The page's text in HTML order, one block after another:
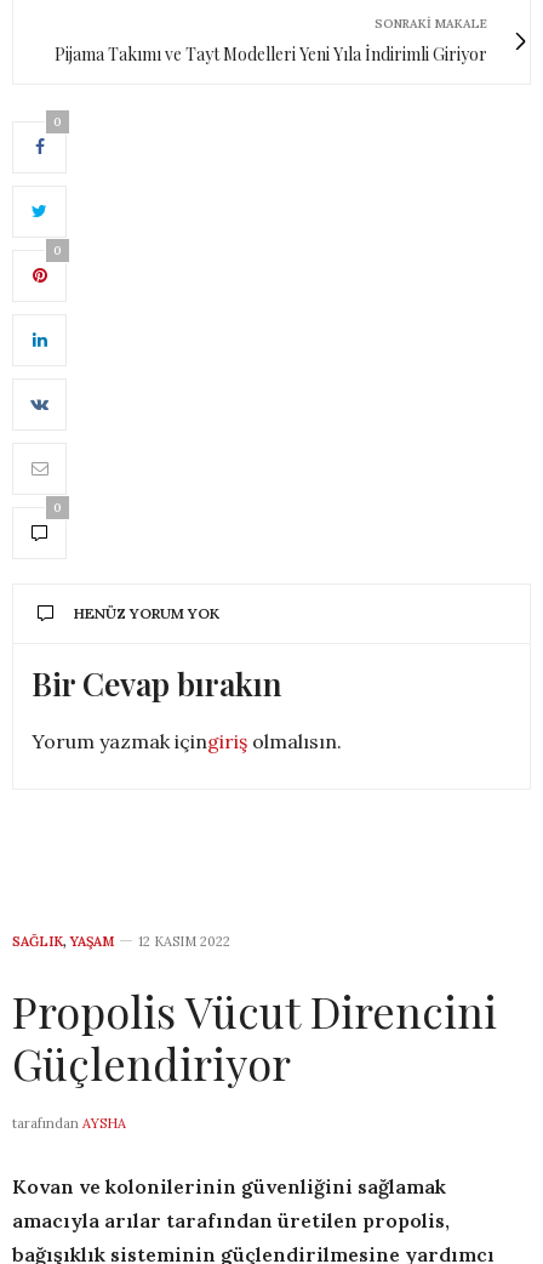
SONRAKI MAKALE
Pijama Takımı ve Tayt Modelleri Yeni Yıla İndirimli Giriyor
0
0
0
HENÜZ YORUM YOK
Bir Cevap bırakın
Yorum yazmak içingiriş olmalısın.
SAĞLIK, YAŞAM 12 KASIM 2022
Propolis Vücut Direncini
Güçlendiriyor
tarafından AYSHA
Kovan ve kolonilerinin güvenliğini sağlamak
amacıyla arılar tarafından üretilen propolis,
bağışıklık sisteminin güçlendirilmesine yardımcı